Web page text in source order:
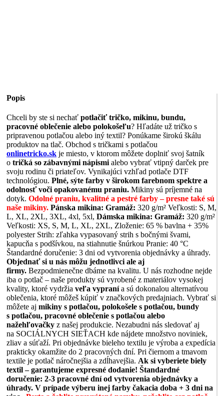
Popis
Chceli by ste si nechať potlačiť tričko, mikinu, bundu,
pracovné oblečenie alebo polokošeľu? Hľadáte už tričko s
pripravenou potlačou alebo iný textil? Ponúkame širokú škálu
produktov na tlač. Obchod s tričkami s potlačou
onlinetricko.sk je miesto, v ktorom môžete doplniť svoj šatník
o tričká so zábavnými nápismi alebo vybrať vtipný darček pre
svoju rodinu či priateľov. Vynikajúci vzhľad potlače DTF
technológiou. Plné, sýte farby v širokom farebnom spektre a
odolnosť voči opakovanému praniu. Mikiny sú príjemné na
dotyk. Odolné praniu, kvalitné a pestré farby – presne také sú
naše mikiny. Pánska mikina: Gramáž: 320 g/m² Veľkosti: S, M,
L, XL, 2XL, 3XL, 4xl, 5xl, Dámska mikina: Gramáž: 320 g/m²
Veľkosti: XS, S, M, L, XL, 2XL, Zloženie: 65 % bavlna + 35%
polyester Strih: zľahka vypasovaný strih s bočnými švami,
kapucňa s podšívkou, na stiahnutie šnúrkou Pranie: 40 °C
Štandardné doručenie: 3 dni od vytvorenia objednávky a úhrady.
Objednať si u nás môžu jednotlivci ale aj
firmy. Bezpodmienečne dbáme na kvalitu. U nás rozhodne nejde
iba o potlač – naše produkty sú vyrobené z materiálov vysokej
kvality, ktoré vydržia veľa vypranía sú dokonalou alternatívou
oblečenia, ktoré môžeš kúpiť v značkových predajniach. Vybrať si
môžete aj mikiny s potlačou, polokošele s potlačou, bundy
s potlačou, pracovné oblečenie s potlačou alebo
nažehľovačky z našej produkcie. Nezabudni nás sledovať aj
na SOCIÁLNYCH SIEŤACH kde nájdete množstvo noviniek,
zliav a súťaží. Pri objednávke bieleho textilu je výroba a expedícia
prakticky okamžite do 2 pracovných dní. Pri čiernom a tmavom
textile je potlač náročnejšia a zdĺhavejšia. Ak si vyberiete biely
textil – garantujeme expresné dodanie! Štandardné
doručenie: 2-3 pracovné dní od vytvorenia objednávky a
úhrady. V prípade výberu inej farby čakacia doba + 3 dni na